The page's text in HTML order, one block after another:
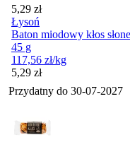
Cena
5,29 zł
Łysoń
Baton miodowy kłos
45 g
117,56 zł/kg
Cena
5,29 zł
Przydatny do 30-07-2027